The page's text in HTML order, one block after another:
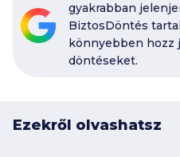
gyakrabban
BiztosDöntés
könnyebben hozz
döntéseket.
Ezekről olvashatsz